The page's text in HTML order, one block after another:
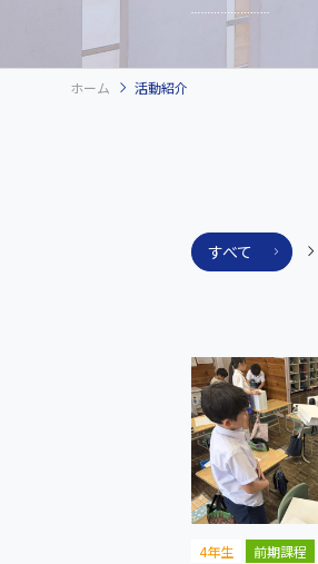
ホーム chevron_right 活動紹介
すべて
4年生 前期課程